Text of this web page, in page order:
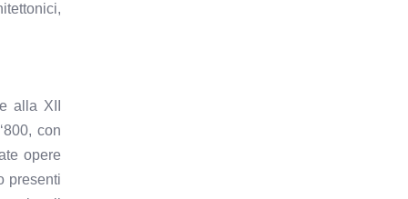
alla XII
con
opere
presenti